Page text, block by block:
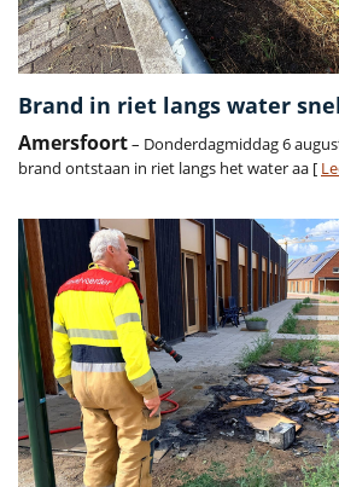
Brand in riet langs water
Amersfoort– Donderdagmiddag 6
brand ontstaan in riet langs het water aa [